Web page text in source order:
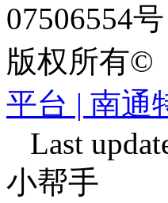
07506554号
版权所有©
平台 | 南通
Last
小帮手